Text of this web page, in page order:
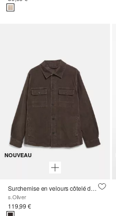
NOUVEAU
Surchemise en velours côtelé délavé avec poches poitrine
s.Oliver
119,99 €